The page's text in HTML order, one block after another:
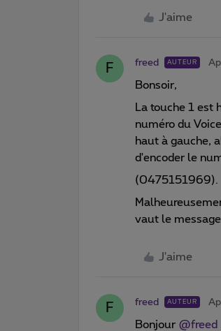
J'aime
F freed AUTEUR
Bonsoir,
La touche 1 est
numéro du
haut à gauche,
d'encoder le
(0475151969).
vaut le
J'aime
F freed AUTEUR
Bonjour ​ @freed